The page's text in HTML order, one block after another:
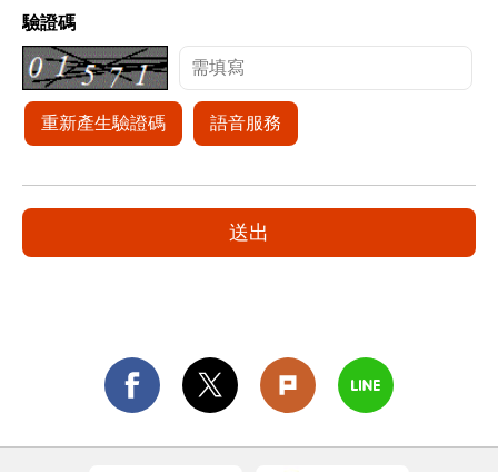
驗證碼
重新產生驗證碼 語音服務